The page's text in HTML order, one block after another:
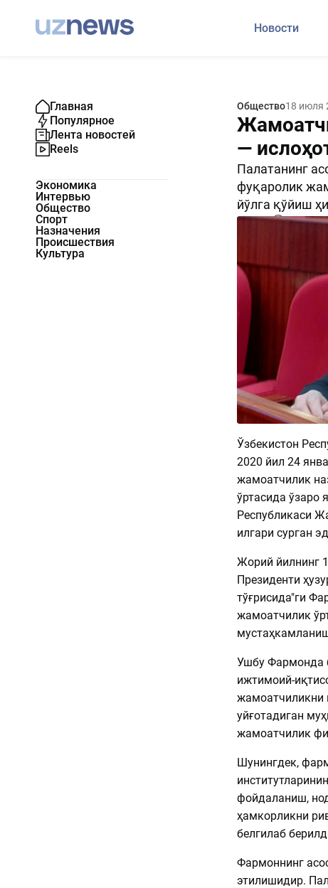
Новости
Главная
Популярное
Лента новостей
Reels
Экономика
Интервью
Общество
Спорт
Назначения
Происшествия
Культура
Общество18 июля
—
Палатанинг
фуқаролик
йўлга қўйиш
1417 0
Ўзбекистон
2020 йил 24
жамоатчилик
ўртасида ўзаро
Республикаси
илгари сурган
Жорий йилнинг
Президенти
тўғрисида"ги
жамоатчилик
Ушбу Фармонда
ижтимоий-
жамоатчиликни
уйғотадиган
жамоатчилик
Шунингдек,
фойдаланиш,
ҳамкорликни
белгилаб
Фармоннинг
этилишидир.